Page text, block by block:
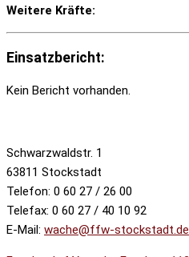
Weitere Kräfte:
Einsatzbericht:
Kein Bericht vorhanden.
Schwarzwaldstr. 1
63811 Stockstadt
Telefon: 0 60 27 / 26 00
Telefax: 0 60 27 / 40 10 92
E-Mail: wache@ffw-stockstadt.de